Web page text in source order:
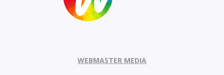
WEBMASTER MEDIA